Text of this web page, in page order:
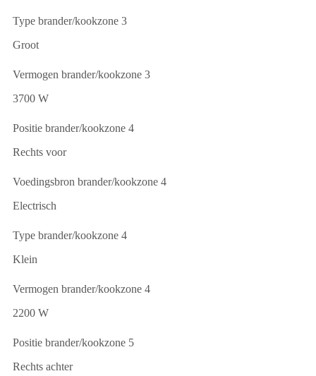
Type brander/kookzone 3
Groot
Vermogen brander/kookzone 3
3700 W
Positie brander/kookzone 4
Rechts voor
Voedingsbron brander/kookzone 4
Electrisch
Type brander/kookzone 4
Klein
Vermogen brander/kookzone 4
2200 W
Positie brander/kookzone 5
Rechts achter